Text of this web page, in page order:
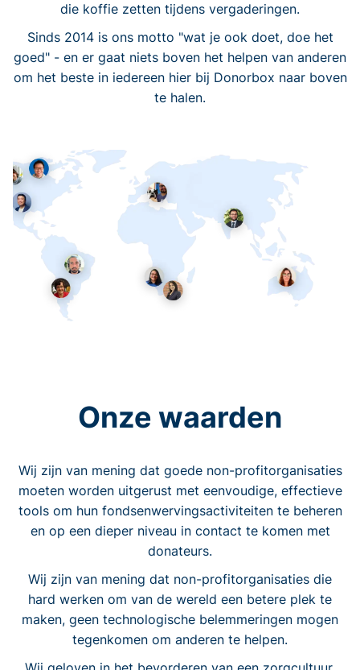
die koffie zetten tijdens vergaderingen.
Sinds 2014 is ons motto "wat je ook doet, doe het
goed" - en er gaat niets boven het helpen van anderen
om het beste in iedereen hier bij Donorbox naar boven
te halen.
Onze waarden
Wij zijn van mening dat goede non-profitorganisaties
moeten worden uitgerust met eenvoudige, effectieve
tools om hun fondsenwervingsactiviteiten te beheren
en op een dieper niveau in contact te komen met
donateurs.
Wij zijn van mening dat non-profitorganisaties die
hard werken om van de wereld een betere plek te
maken, geen technologische belemmeringen mogen
tegenkomen om anderen te helpen.